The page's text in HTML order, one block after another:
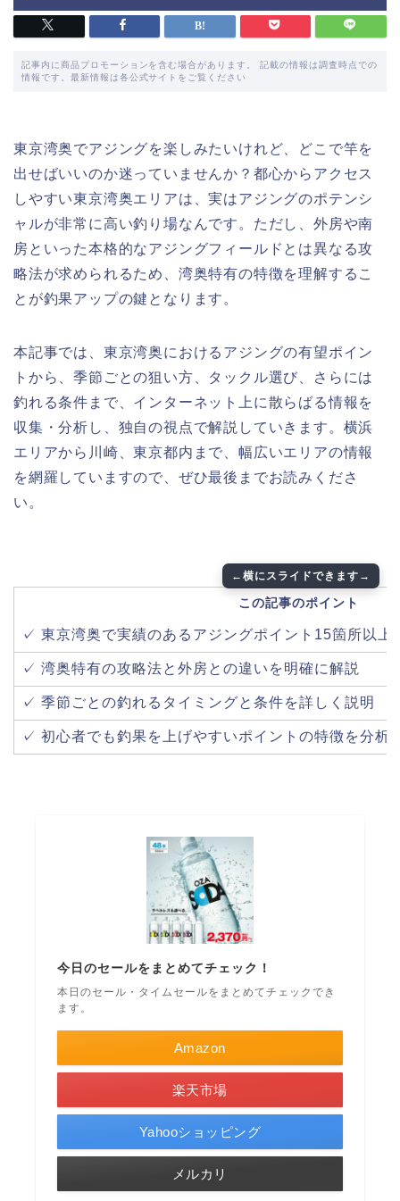
記事内に商品プロモーションを含む場合があります。 記載の情報は調査時点での
情報です。最新情報は各公式サイトをご覧ください
東京湾奥でアジングを楽しみたいけれど、どこで竿を
出せばいいのか迷っていませんか？都心からアクセス
しやすい東京湾奥エリアは、実はアジングのポテンシ
ャルが非常に高い釣り場なんです。ただし、外房や南
房といった本格的なアジングフィールドとは異なる攻
略法が求められるため、湾奥特有の特徴を理解するこ
とが釣果アップの鍵となります。
本記事では、東京湾奥におけるアジングの有望ポイン
トから、季節ごとの狙い方、タックル選び、さらには
釣れる条件まで、インターネット上に散らばる情報を
収集・分析し、独自の視点で解説していきます。横浜
エリアから川崎、東京都内まで、幅広いエリアの情報
を網羅していますので、ぜひ最後までお読みくださ
い。
この記事のポイント
✓ 東京湾奥で実績のあるアジングポイント15箇所以上
✓ 湾奥特有の攻略法と外房との違いを明確に解説
✓ 季節ごとの釣れるタイミングと条件を詳しく説明
✓ 初心者でも釣果を上げやすいポイントの特徴を分析
今日のセールをまとめてチェック！
本日のセール・タイムセールをまとめてチェックでき
ます。
Amazon
楽天市場
Yahooショッピング
メルカリ